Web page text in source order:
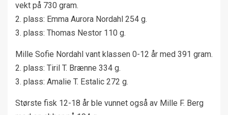
vekt på 730 gram.
2. plass: Emma Aurora Nordahl 254 g.
3. plass: Thomas Nestor 110 g.
Mille Sofie Nordahl vant klassen 0-12 år med 391 gram.
2. plass: Tiril T. Brænne 334 g.
3. plass: Amalie T. Estalic 272 g.
Største fisk 12-18 år ble vunnet også av Mille F. Berg